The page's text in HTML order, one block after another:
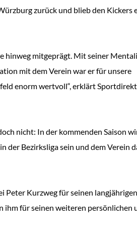
zurück und blieb den Kickers
hinweg mitgeprägt. Mit seiner
mit dem Verein war er für unsere
enorm wertvoll“, erklärt
nicht: In der kommenden Saison
der Bezirksliga sein und dem Verein
Peter Kurzweg für seinen langjährigen
ihm für seinen weiteren persönlichen